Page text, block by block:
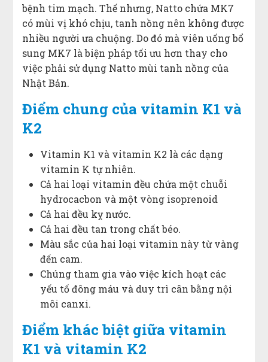
bệnh tim mạch. Thế nhưng, Natto chứa MK7
có mùi vị khó chịu, tanh nồng nên không được
nhiều người ưa chuộng. Do đó mà viên uống bổ
sung MK7 là biện pháp tối ưu hơn thay cho
việc phải sử dụng Natto mùi tanh nồng của
Nhật Bản.
Điểm chung của vitamin K1 và
K2
Vitamin K1 và vitamin K2 là các dạng
vitamin K tự nhiên.
Cả hai loại vitamin đều chứa một chuỗi
hydrocacbon và một vòng isoprenoid
Cả hai đều kỵ nước.
Cả hai đều tan trong chất béo.
Màu sắc của hai loại vitamin này từ vàng
đến cam.
Chúng tham gia vào việc kích hoạt các
yếu tố đông máu và duy trì cân bằng nội
môi canxi.
Điểm khác biệt giữa vitamin
K1 và vitamin K2